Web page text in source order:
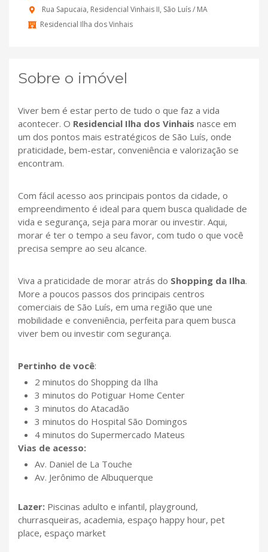
Rua Sapucaia, Residencial Vinhais II, São Luís / MA
Residencial Ilha dos Vinhais
Sobre o imóvel
Viver bem é estar perto de tudo o que faz a vida
acontecer. O Residencial Ilha dos Vinhais nasce em
um dos pontos mais estratégicos de São Luís, onde
praticidade, bem-estar, conveniência e valorização se
encontram.
Com fácil acesso aos principais pontos da cidade, o
empreendimento é ideal para quem busca qualidade de
vida e segurança, seja para morar ou investir. Aqui,
morar é ter o tempo a seu favor, com tudo o que você
precisa sempre ao seu alcance.
Viva a praticidade de morar atrás do Shopping da Ilha.
More a poucos passos dos principais centros
comerciais de São Luís, em uma região que une
mobilidade e conveniência, perfeita para quem busca
viver bem ou investir com segurança.
Pertinho de você:
2 minutos do Shopping da Ilha
3 minutos do Potiguar Home Center
3 minutos do Atacadão
3 minutos do Hospital São Domingos
4 minutos do Supermercado Mateus
Vias de acesso:
Av. Daniel de La Touche
Av. Jerônimo de Albuquerque
Lazer: Piscinas adulto e infantil, playground,
churrasqueiras, academia, espaço happy hour, pet
place, espaço market